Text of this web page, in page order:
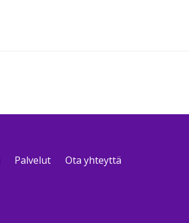
Palvelut Ota yhteyttä